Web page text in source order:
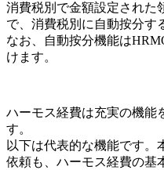
消費税別で金額設定された
で、消費税別に自動按分す
なお、自動按分機能は
けます。
ハーモス経費は充実の機能
す。
以下は代表的な機能です。
依頼も、ハーモス経費の基